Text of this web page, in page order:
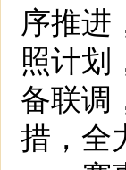
序推进
照计划
备联调
措，全